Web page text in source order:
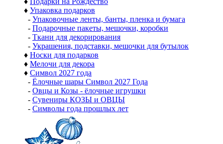
♦ Упаковка подарков
- Упаковочные ленты, банты, пленка и бумага
- Подарочные пакеты, мешочки, коробки
- Ткани для декорирования
- Украшения, подставки, мешочки для бутылок
♦ Носки для подарков
♦ Мелочи для декора
♦ Символ 2027 года
- Ёлочные шары Символ 2027 Года
- Овцы и Козы - ёлочные игрушки
- Сувениры КОЗЫ и ОВЦЫ
- Символы года прошлых лет